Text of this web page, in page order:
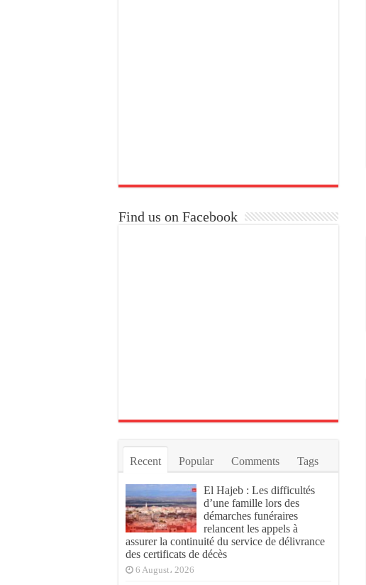
Find us on Facebook
Recent Popular Comments Tags
El Hajeb : Les difficultés
d’une famille lors des
démarches funéraires
relancent les appels à
assurer la continuité du service de délivrance
des certificats de décès
6 August، 2026